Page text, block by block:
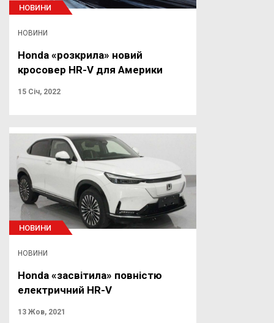
НОВИНИ
НОВИНИ
Honda «розкрила» новий
кросовер HR-V для Америки
15 Січ, 2022
НОВИНИ
НОВИНИ
Honda «засвітила» повністю
електричний HR-V
13 Жов, 2021